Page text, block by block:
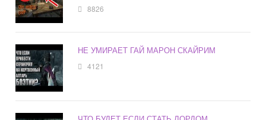
8826
НЕ УМИРАЕТ ГАЙ МАРОН СКАЙРИМ
4121